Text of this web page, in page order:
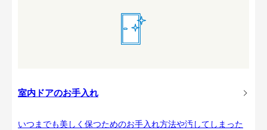
室内ドアのお手入れ
いつまでも美しく保つためのお手入れ方法や汚してしまった